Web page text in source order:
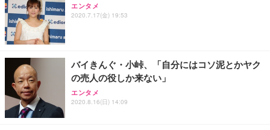
ANDWINT オフィスチェア デスクチェア 肘なし メ
ッシュ 通気性 ランバーサポート付き 腰サポート ガ
【MiniLED/24.5inch/280Hz/FHD】GRAPHT THE S
HOOTER Gaming Monitor 24” Essential ゲーミン
アイリスオーヤマ ペットシーツ 超厚型 お徳用 レギ
エンタメ
2020.7.17(金) 19:53
バイきんぐ・小峠、「自分にはコソ泥とかヤク
の売人の役しか来ない」
エンタメ
2020.8.16(日) 14:09